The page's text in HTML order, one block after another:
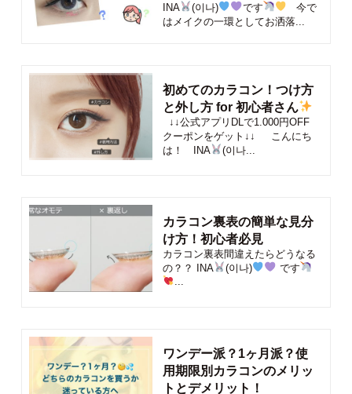
INA (이나) です
今で
はメイクの一環としてお洒落...
初めてのカラコン！つけ方
と外し方 for 初心者さん
↓↓公式アプリDLで1.000円OFF
クーポンをゲット↓↓ こんにち
は！ INA
(이나...
カラコン裏表の簡単な見分
け方！初心者必見
カラコン裏表間違えたらどうなる
の？？ INA
(이나)
です
ワンデー派？1ヶ月派？使
用期限別カラコンのメリッ
トとデメリット！